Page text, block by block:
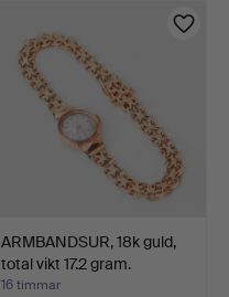
ARMBANDSUR, 18k guld,
total vikt 17.2 gram.
16 timmar